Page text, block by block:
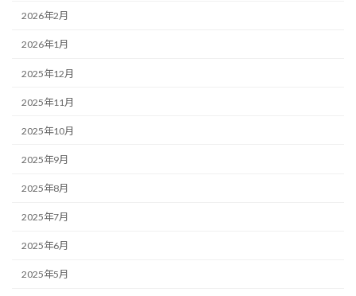
2026年2月
2026年1月
2025年12月
2025年11月
2025年10月
2025年9月
2025年8月
2025年7月
2025年6月
2025年5月